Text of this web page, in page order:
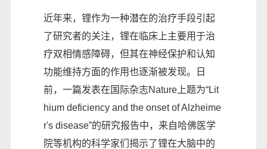
近年来，锂作为一种潜在的治疗手段引起
了研究者的关注，锂在临床上主要用于治
疗双相情感障碍，但其在神经保护和认知
功能维持方面的作用也逐渐被发现。日
前，一篇发表在国际杂志Nature上题为“Lit
hium deficiency and the onset of Alzheime
r's disease”的研究报告中，来自哈佛医学
院等机构的科学家们揭示了锂在大脑中的